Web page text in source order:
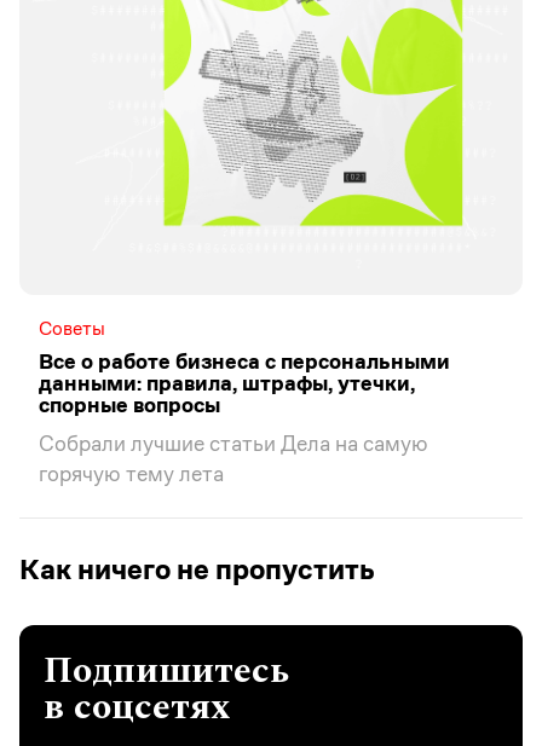
Советы
Все о работе бизнеса с персональными
данными: правила, штрафы, утечки,
спорные вопросы
Собрали лучшие статьи Дела на самую
горячую тему лета
Как ничего не пропустить
Подпишитесь
в соцсетях